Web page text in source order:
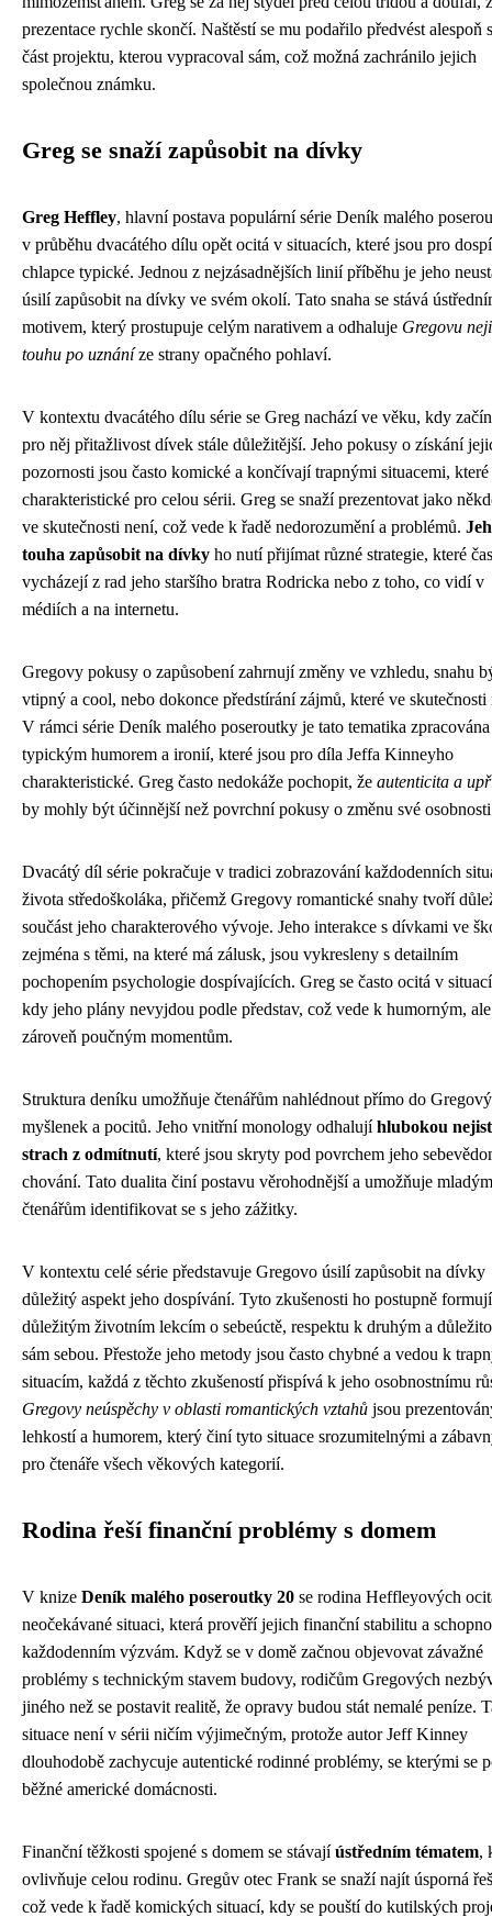
prezentace rychle skončí. Naštěstí se mu podařilo předvést alespoň
část projektu, kterou vypracoval sám, což možná zachránilo jejich
společnou známku.
Greg se snaží zapůsobit na dívky
Greg Heffley, hlavní postava populární série Deník malého
v průběhu dvacátého dílu opět ocitá v situacích, které jsou pro
chlapce typické. Jednou z nejzásadnějších linií příběhu je jeho
úsilí zapůsobit na dívky ve svém okolí. Tato snaha se stává
motivem, který prostupuje celým narativem a odhaluje Gregovu
touhu po uznáníze strany opačného pohlaví.
V kontextu dvacátého dílu série se Greg nachází ve věku, kdy
pro něj přitažlivost dívek stále důležitější. Jeho pokusy o získání
pozornosti jsou často komické a končívají trapnými situacemi, které
charakteristické pro celou sérii. Greg se snaží prezentovat jako
ve skutečnosti není, což vede k řadě nedorozumění a problémů.
touha zapůsobit na dívky ho nutí přijímat různé strategie, které
vycházejí z rad jeho staršího bratra Rodricka nebo z toho, co vidí v
médiích a na internetu.
Gregovy pokusy o zapůsobení zahrnují změny ve vzhledu, snahu
vtipný a cool, nebo dokonce předstírání zájmů, které ve skutečnosti
V rámci série Deník malého poseroutky je tato tematika zpracována
typickým humorem a ironií, které jsou pro díla Jeffa Kinneyho
charakteristické. Greg často nedokáže pochopit, že autenticita a
by mohly být účinnější než povrchní pokusy o změnu své
Dvacátý díl série pokračuje v tradici zobrazování každodenních
života středoškoláka, přičemž Gregovy romantické snahy tvoří
součást jeho charakterového vývoje. Jeho interakce s dívkami ve
zejména s těmi, na které má zálusk, jsou vykresleny s detailním
pochopením psychologie dospívajících. Greg se často ocitá v
kdy jeho plány nevyjdou podle představ, což vede k humorným, ale
zároveň poučným momentům.
Struktura deníku umožňuje čtenářům nahlédnout přímo do
myšlenek a pocitů. Jeho vnitřní monology odhalujíhlubokou
strach z odmítnutí, které jsou skryty pod povrchem jeho
chování. Tato dualita činí postavu věrohodnější a umožňuje mladým
čtenářům identifikovat se s jeho zážitky.
V kontextu celé série představuje Gregovo úsilí zapůsobit na dívky
důležitý aspekt jeho dospívání. Tyto zkušenosti ho postupně
důležitým životním lekcím o sebeúctě, respektu k druhým a
sám sebou. Přestože jeho metody jsou často chybné a vedou k
situacím, každá z těchto zkušeností přispívá k jeho osobnostnímu
Gregovy neúspěchy v oblasti romantických vztahů jsou
lehkostí a humorem, který činí tyto situace srozumitelnými a
pro čtenáře všech věkových kategorií.
Rodina řeší finanční problémy s domem
V knize Deník malého poseroutky 20 se rodina Heffleyových
neočekávané situaci, která prověří jejich finanční stabilitu a
každodenním výzvám. Když se v domě začnou objevovat závažné
problémy s technickým stavem budovy, rodičům Gregových
jiného než se postavit realitě, že opravy budou stát nemalé peníze.
situace není v sérii ničím výjimečným, protože autor Jeff Kinney
dlouhodobě zachycuje autentické rodinné problémy, se kterými se
běžné americké domácnosti.
Finanční těžkosti spojené s domem se stávajíústředním tématem,
ovlivňuje celou rodinu. Gregův otec Frank se snaží najít úsporná
což vede k řadě komických situací, kdy se pouští do kutilských